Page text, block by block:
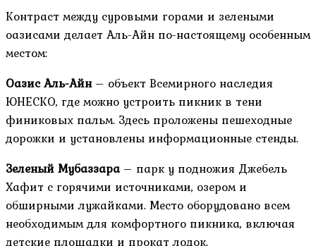
Контраст между суровыми горами и зелеными
оазисами делает Аль-Айн по-настоящему особенным
местом:
Оазис Аль-Айн– объект Всемирного наследия
ЮНЕСКО, где можно устроить пикник в тени
финиковых пальм. Здесь проложены пешеходные
дорожки и установлены информационные стенды.
Зеленый Мубаззара– парк у подножия Джебель
Хафит с горячими источниками, озером и
обширными лужайками. Место оборудовано всем
необходимым для комфортного пикника, включая
детские площадки и прокат лодок.